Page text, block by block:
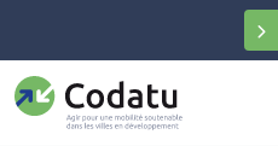
Panneau de gestion des cookies